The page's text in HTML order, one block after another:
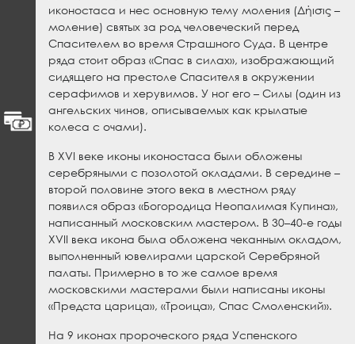
иконостаса и нес основную тему моления (Δήισις –
моление) святых за род человеческий перед
Спасителем во время Страшного Суда. В центре
ряда стоит образ «Спас в силах», изображающий
сидящего на престоле Спасителя в окружении
серафимов и херувимов. У ног его – Силы (один из
ангельских чинов, описываемых как крылатые
колеса с очами).
В XVI веке иконы иконостаса были обложены
серебряными с позолотой окладами. В середине –
второй половине этого века в местном ряду
появился образ «Богородица Неопалимая Купина»,
написанный московским мастером. В 30–40-е годы
XVII века икона была обложена чеканным окладом,
выполненный ювелирами царской Серебряной
палаты. Примерно в то же самое время
московскими мастерами были написаны иконы
«Предста царица», «Троица», Спас Смоленский».
На 9 иконах пророческого ряда Успенского